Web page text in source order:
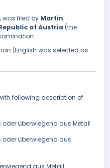
was filed by Martin
of Austria (the
(English was selected as
following description of
überwiegend aus Metall
oder überwiegend aus